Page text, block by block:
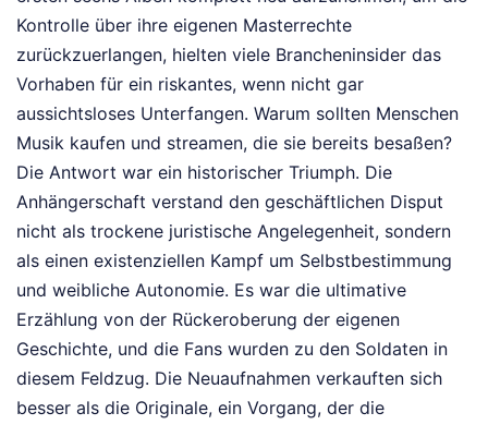
Kontrolle über ihre eigenen Masterrechte
zurückzuerlangen, hielten viele Brancheninsider das
Vorhaben für ein riskantes, wenn nicht gar
aussichtsloses Unterfangen. Warum sollten Menschen
Musik kaufen und streamen, die sie bereits besaßen?
Die Antwort war ein historischer Triumph. Die
Anhängerschaft verstand den geschäftlichen Disput
nicht als trockene juristische Angelegenheit, sondern
als einen existenziellen Kampf um Selbstbestimmung
und weibliche Autonomie. Es war die ultimative
Erzählung von der Rückeroberung der eigenen
Geschichte, und die Fans wurden zu den Soldaten in
diesem Feldzug. Die Neuaufnahmen verkauften sich
besser als die Originale, ein Vorgang, der die